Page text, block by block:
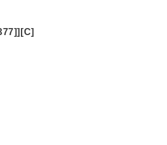
ェリコルーチェ